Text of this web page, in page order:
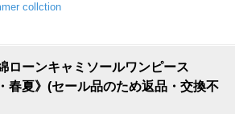
ース
collction
ローンキャミソールワンピース
春夏》(セール品のため返品・交換不